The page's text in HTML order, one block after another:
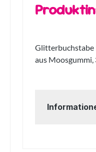
Glitterbuchstabe
aus Moosgummi,